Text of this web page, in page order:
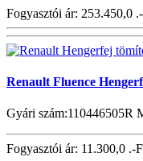
Fogyasztói ár: 253.450,0
Renault Fluence
Gyári szám:110446505R
Fogyasztói ár: 11.300,0 .-